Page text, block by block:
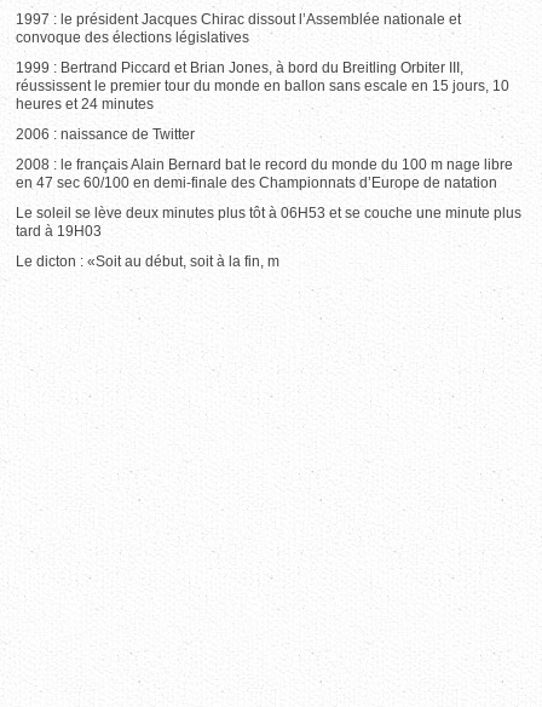
1997 : le président Jacques Chirac dissout l’Assemblée nationale et
convoque des élections législatives
1999 : Bertrand Piccard et Brian Jones, à bord du Breitling Orbiter III,
réussissent le premier tour du monde en ballon sans escale en 15 jours, 10
heures et 24 minutes
2006 : naissance de Twitter
2008 : le français Alain Bernard bat le record du monde du 100 m nage libre
en 47 sec 60/100 en demi-finale des Championnats d’Europe de natation
Le soleil se lève deux minutes plus tôt à 06H53 et se couche une minute plus
tard à 19H03
Le dicton : «Soit au début, soit à la fin, m